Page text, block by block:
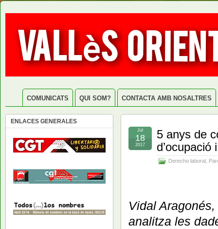
COMUNICATS QUI SOM? CONTACTA AMB NOSALTRES
5 anys de
d’ocupació
Derecho laboral
Jul
18
2017
Vidal
analitza les
ENLACES GENERALES